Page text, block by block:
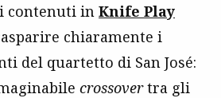
contenuti in Knife Play
chiaramente i
del quartetto di San José:
crossovertra gli